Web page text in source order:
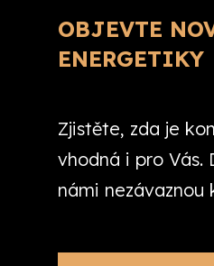
OBJEVTE
ENERGETIKY
Zjistěte, zda je
vhodná i pro Vás.
námi nezávaznou